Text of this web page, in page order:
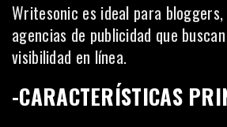
Writesonic es ideal para
agencias de publicidad que
visibilidad en línea.
-CARACTERÍSTICAS